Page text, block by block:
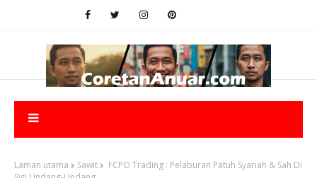
Laman utama Sawit
FCPO Trading : Pelaburan Patuh Syariah & Sah Di